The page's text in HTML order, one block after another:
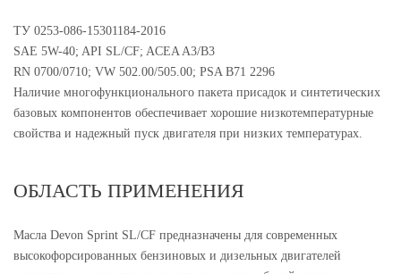
ТУ 0253-086-15301184-2016
SAE 5W-40; API SL/CF; ACEA A3/B3
RN 0700/0710; VW 502.00/505.00; PSA B71 2296
Наличие многофункционального пакета присадок и синтетических
базовых компонентов обеспечивает хорошие низкотемпературные
свойства и надежный пуск двигателя при низких температурах.
ОБЛАСТЬ ПРИМЕНЕНИЯ
Масла Devon Sprint SL/CF предназначены для современных
высокофорсированных бензиновых и дизельных двигателей